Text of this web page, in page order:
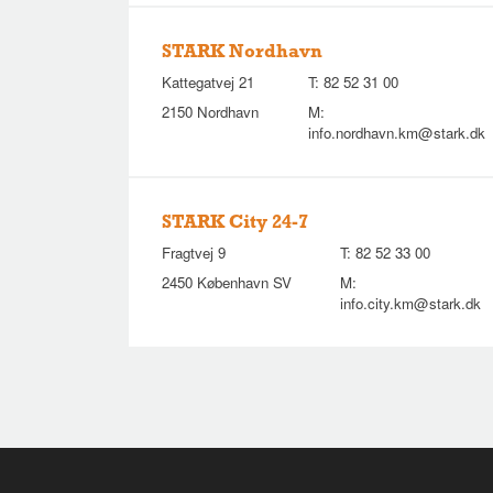
STARK Nordhavn
Kattegatvej 21
2150 Nordhavn
T:82 52 31 00
M:
info.nordhavn.km@stark.dk
STARK City 24-7
Fragtvej 9
2450 København SV
T:82 52 33 00
M:
info.city.km@stark.dk
2600 Glostrup
M:info.kbh@stark.dk